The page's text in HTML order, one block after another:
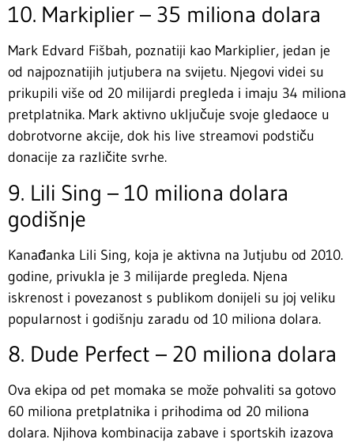
10. Markiplier – 35 miliona dolara
Mark Edvard Fišbah, poznatiji kao Markiplier, jedan je
od najpoznatijih jutjubera na svijetu. Njegovi videi su
prikupili više od 20 milijardi pregleda i imaju 34 miliona
pretplatnika. Mark aktivno uključuje svoje gledaoce u
dobrotvorne akcije, dok his live streamovi podstiču
donacije za različite svrhe.
9. Lili Sing – 10 miliona dolara
godišnje
Kanađanka Lili Sing, koja je aktivna na Jutjubu od 2010.
godine, privukla je 3 milijarde pregleda. Njena
iskrenost i povezanost s publikom donijeli su joj veliku
popularnost i godišnju zaradu od 10 miliona dolara.
8. Dude Perfect – 20 miliona dolara
Ova ekipa od pet momaka se može pohvaliti sa gotovo
60 miliona pretplatnika i prihodima od 20 miliona
dolara. Njihova kombinacija zabave i sportskih izazova